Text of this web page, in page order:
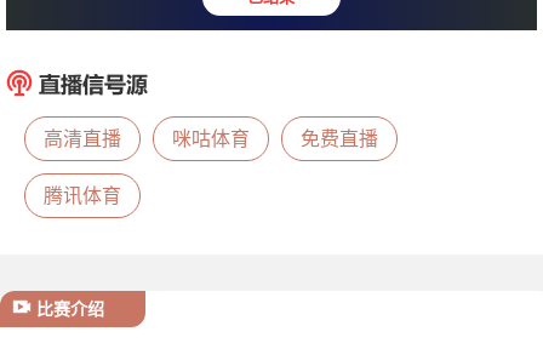
海耶斯总统 : 拉科鲁尼
高清直播 咪咕体育 免费直播
腾讯体育
比赛介绍